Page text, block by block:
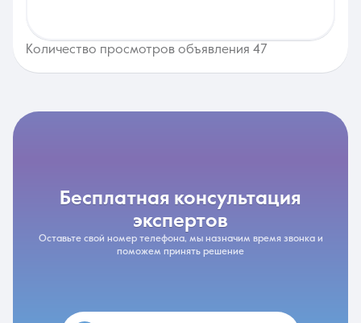
Количество просмотров объявления 47
бесплатная консультация
экспертов
Оставьте свой номер телефона, мы назначим время звонка и
поможем принять решение